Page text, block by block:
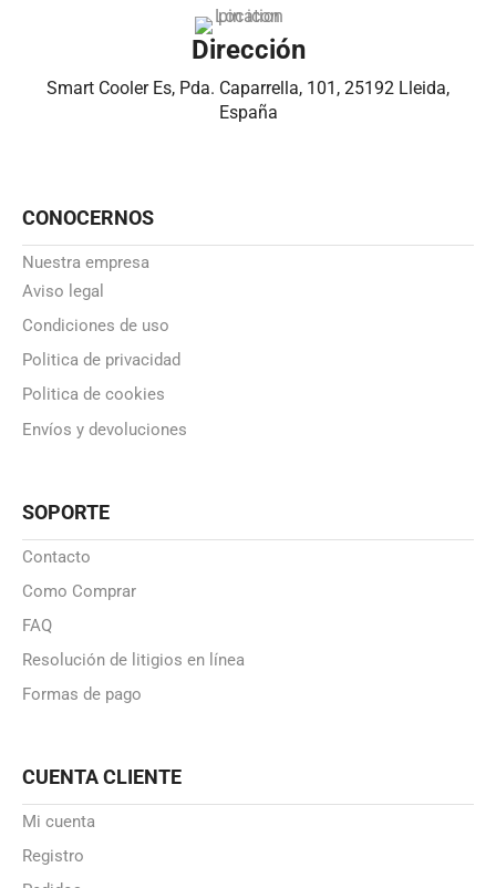
Dirección
Smart Cooler Es, Pda. Caparrella, 101, 25192 Lleida,
España
CONOCERNOS
Nuestra empresa
Aviso legal
Condiciones de uso
Politica de privacidad
Politica de cookies
Envíos y devoluciones
SOPORTE
Contacto
Como Comprar
FAQ
Resolución de litigios en línea
Formas de pago
CUENTA CLIENTE
Mi cuenta
Registro